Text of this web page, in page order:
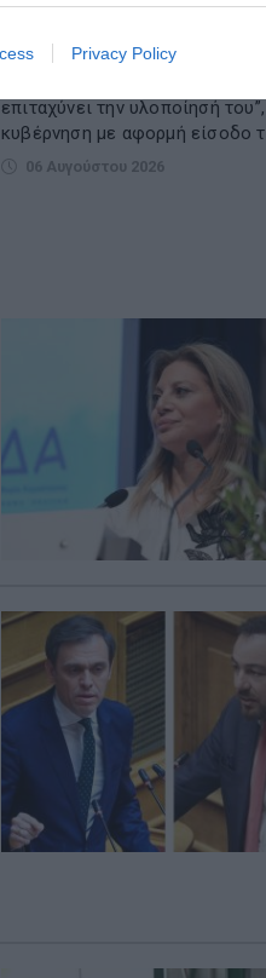
Privacy Policy
ηλεκτρική σύνδεση Ελλάδας -
επιταχύνει την υλοποίησή
κυβέρνηση με αφορμή είσοδο
06 Αυγούστου 2026